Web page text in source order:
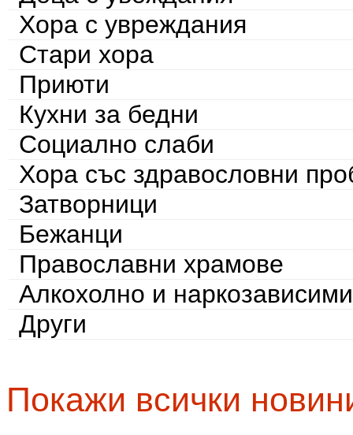
Хора с увреждания
Стари хора
Приюти
Кухни за бедни
Социално слаби
Хора със здравословни
Затворници
Бежанци
Православни храмове
Алкохолно и наркозависими
Други
Покажи всички